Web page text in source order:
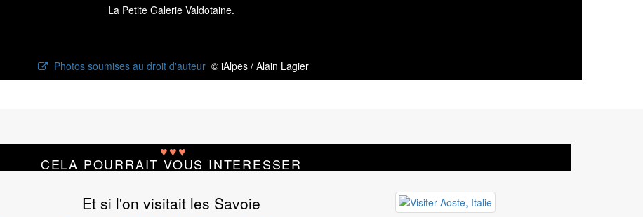
La Petite Galerie Valdotaine.
Photos soumises au droit d'auteur© iAlpes / Alain Lagier
♥♥♥
CELA POURRAIT VOUS INTERESSER
Et si l'on visitait les Savoie